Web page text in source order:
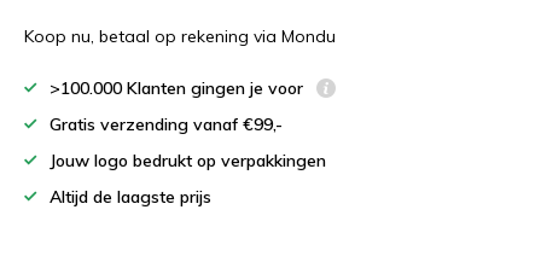
Koop nu, betaal op rekening via Mondu
>100.000 Klanten gingen je voor
Gratis verzending vanaf €99,-
Jouw logo bedrukt op verpakkingen
Altijd de laagste prijs